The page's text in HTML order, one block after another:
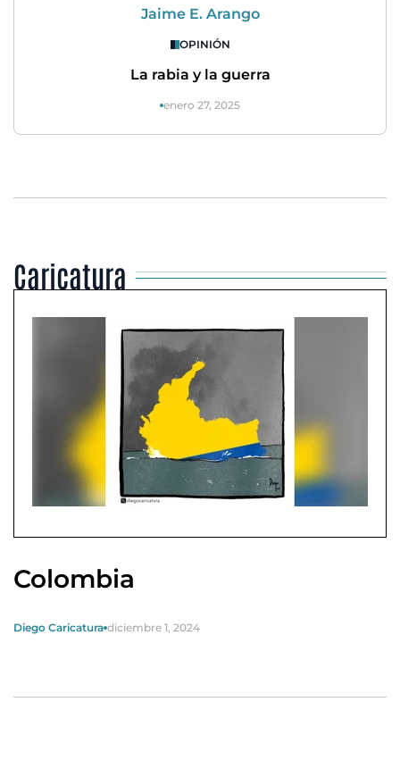
Jaime E. Arango
OPINIÓN
La rabia y la guerra
enero 27, 2025
Caricatura
Colombia
Diego Caricatura diciembre 1, 2024